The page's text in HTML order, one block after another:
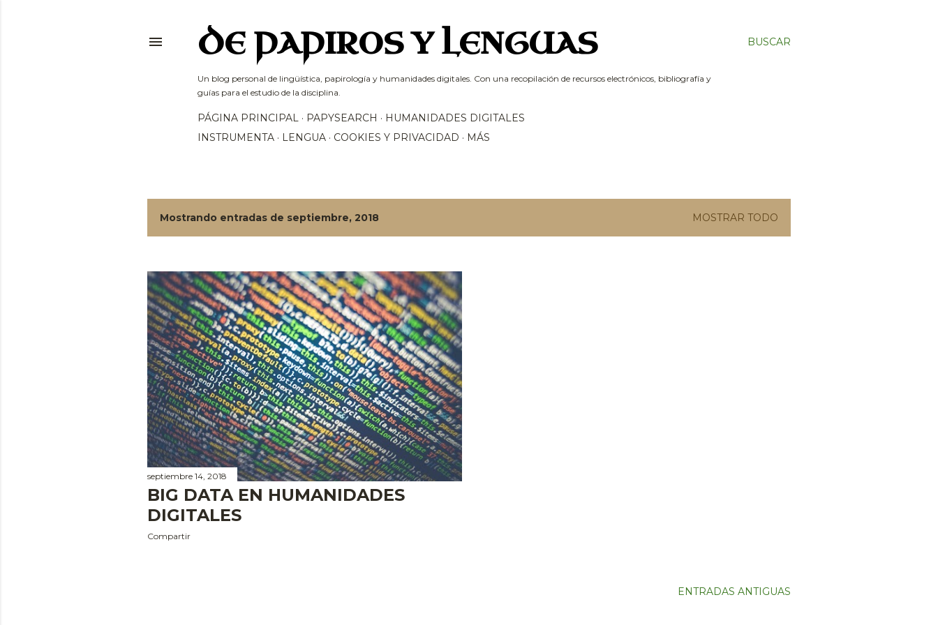
BUSCAR
DE PAPIROS Y LENGUAS
Un blog personal de lingüística, papirología y humanidades digitales. Con una recopilación de recursos electrónicos, bibliografía y
guías para el estudio de la disciplina.
PÁGINA PRINCIPAL PAPYSEARCH
HUMANIDADES DIGITALES
INSTRUMENTA
LENGUA COOKIES Y PRIVACIDAD MÁS
E
t
r
a
d
a
s
Mostrando entradas de septiembre, 2018 MOSTRAR TODO
septiembre 14, 2018
BIG DATA EN HUMANIDADES
DIGITALES
Compartir
ENTRADAS ANTIGUAS